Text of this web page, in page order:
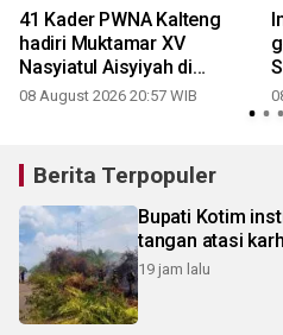
41 Kader PWNA Kalteng
hadiri Muktamar XV
Nasyiatul Aisyiyah di
Surakarta
08 August 2026 20:57 WIB
Berita Terpopuler
Bupati Kotim
tangan atasi
19 jam lalu